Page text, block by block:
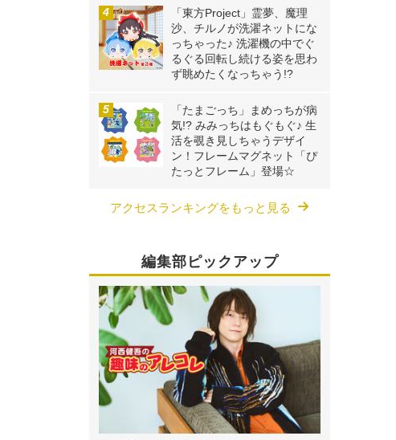
「東方Project」霊夢、魔理
沙、チルノが洗濯ネットにな
っちゃった♪ 洗濯機の中でぐ
るぐる回転し続ける姿を思わ
ず眺めたくなっちゃう!?
「たまごっち」まめっちが病
気!? みみっちはもぐもぐ♪ 生
活を覗き見しちゃうデザイ
ン！フレームマグネット「ぴ
たっとフレーム」登場☆
アクセスランキングをもっと見る
編集部ピックアップ